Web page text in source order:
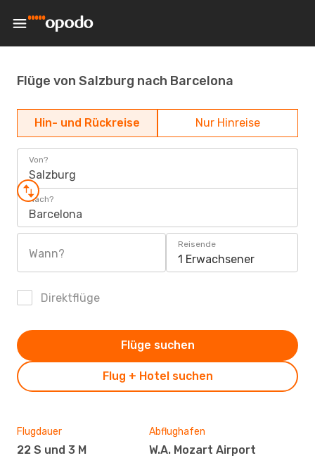
Flüge von Salzburg nach Barcelona
Hin- und Rückreise Nur Hinreise
Von?
Salzburg
Nach?
Barcelona
Wann?
Reisende
1 Erwachsener
Direktflüge
Flug + Hotel suchen
Flüge suchen
Flugdauer
22 S und 3 M
Abflughafen
W.A. Mozart Airport